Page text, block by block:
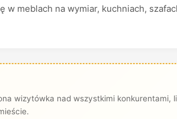
w meblach na wymiar, kuchniach,
wizytówka nad wszystkimi konkurentami,